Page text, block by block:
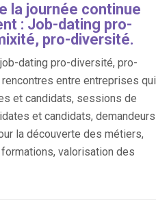
la journée continue
: Job-dating pro-
pro-diversité.
dating pro-diversité, pro-
entre entreprises qui
et candidats, sessions de
et candidats, demandeurs
la découverte des métiers,
valorisation des